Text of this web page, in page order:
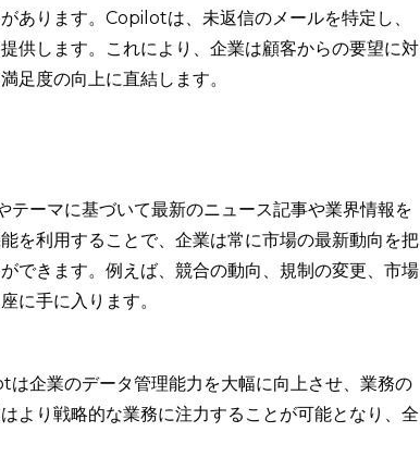
あります。Copilotは、未返信のメールを特定し、
供します。これにより、企業は顧客からの要望に対
足度の向上に直結します。
ーマに基づいて最新のニュース記事や業界情報を
を利用することで、企業は常に市場の最新動向を把
できます。例えば、競合の動向、規制の変更、市場
に手に入ります。
企業のデータ管理能力を大幅に向上させ、業務の
より戦略的な業務に注力することが可能となり、全